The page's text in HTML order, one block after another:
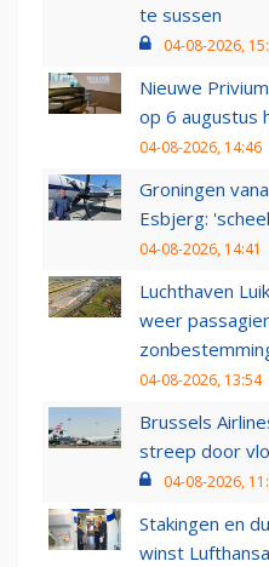
te sussen
04-08-2026,
Nieuwe
op 6 augustus
04-08-2026, 14:46
Groningen
Esbjerg:
04-08-2026, 14:41
Luchthaven
weer
04-08-2026, 13:54
Brussels
streep door
04-08-2026,
Stakingen en
winst